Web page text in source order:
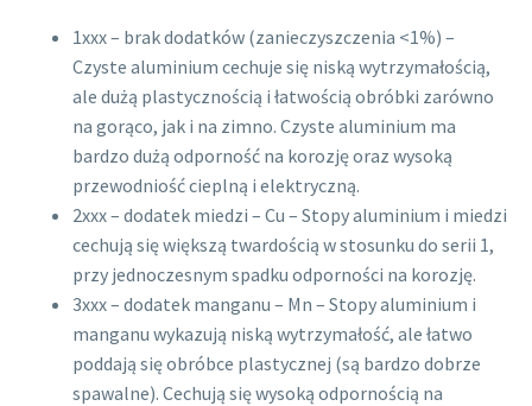
1xxx – brak dodatków (zanieczyszczenia <1%) –
Czyste aluminium cechuje się niską wytrzymałością,
ale dużą plastycznością i łatwością obróbki zarówno
na gorąco, jak i na zimno. Czyste aluminium ma
bardzo dużą odporność na korozję oraz wysoką
przewodniość cieplną i elektryczną.
2xxx – dodatek miedzi – Cu – Stopy aluminium i miedzi
cechują się większą twardością w stosunku do serii 1,
przy jednoczesnym spadku odporności na korozję.
3xxx – dodatek manganu – Mn – Stopy aluminium i
manganu wykazują niską wytrzymałość, ale łatwo
poddają się obróbce plastycznej (są bardzo dobrze
spawalne). Cechują się wysoką odpornością na